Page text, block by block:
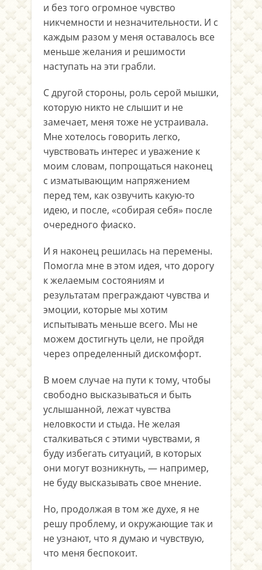
и без того огромное чувство
никчемности и незначительности. И с
каждым разом у меня оставалось все
меньше желания и решимости
наступать на эти грабли.
С другой стороны, роль серой мышки,
которую никто не слышит и не
замечает, меня тоже не устраивала.
Мне хотелось говорить легко,
чувствовать интерес и уважение к
моим словам, попрощаться наконец
с изматывающим напряжением
перед тем, как озвучить какую-то
идею, и после, «собирая себя» после
очередного фиаско.
И я наконец решилась на перемены.
Помогла мне в этом идея, что дорогу
к желаемым состояниям и
результатам преграждают чувства и
эмоции, которые мы хотим
испытывать меньше всего. Мы не
можем достигнуть цели, не пройдя
через определенный дискомфорт.
В моем случае на пути к тому, чтобы
свободно высказываться и быть
услышанной, лежат чувства
неловкости и стыда. Не желая
сталкиваться с этими чувствами, я
буду избегать ситуаций, в которых
они могут возникнуть, — например,
не буду высказывать свое мнение.
Но, продолжая в том же духе, я не
решу проблему, и окружающие так и
не узнают, что я думаю и чувствую,
что меня беспокоит.